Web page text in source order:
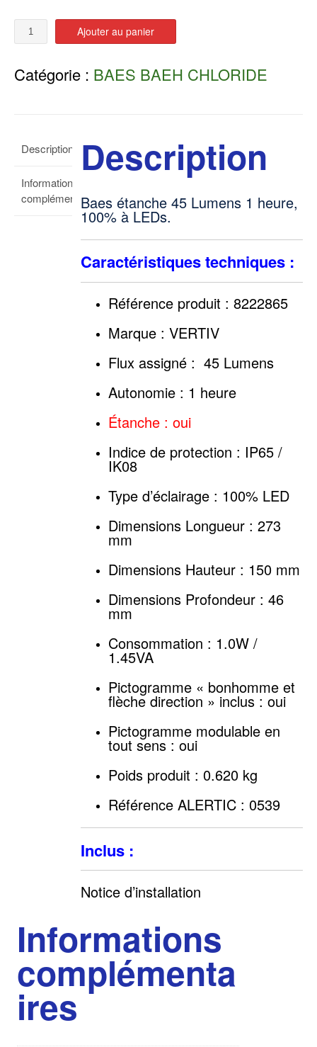
Quantité Ajouter au panier
Catégorie : BAES BAEH CHLORIDE
Description
Informations
complémentaires
Description
Baes étanche 45 Lumens 1 heure,
100% à LEDs.
Caractéristiques techniques :
Référence produit : 8222865
Marque : VERTIV
Flux assigné : 45 Lumens
Autonomie : 1 heure
Étanche : oui
Indice de protection : IP65 /
IK08
Type d’éclairage : 100% LED
Dimensions Longueur : 273
mm
Dimensions Hauteur : 150 mm
Dimensions Profondeur : 46
mm
Consommation : 1.0W /
1.45VA
Pictogramme « bonhomme et
flèche direction » inclus : oui
Pictogramme modulable en
tout sens : oui
Poids produit : 0.620 kg
Référence ALERTIC : 0539
Inclus :
Notice d’installation
Informations
complémenta
ires